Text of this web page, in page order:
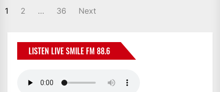
POSTS
1 2 … 36 Next
LISTEN LIVE SMILE FM 88.6